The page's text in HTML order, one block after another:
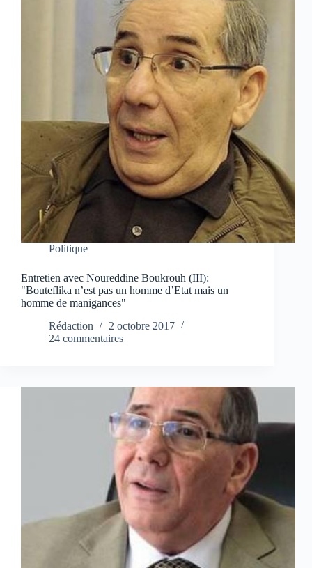
Politique
Entretien avec Noureddine Boukrouh (III):
"Bouteflika n’est pas un homme d’Etat mais un
homme de manigances"
Rédaction
2 octobre 2017
24 commentaires